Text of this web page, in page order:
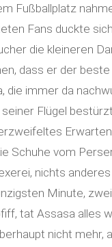
Fußballplatz
Fans duckte
die kleineren
dass er der
die immer da
Flügel
Schuhe vom
nichts
Minute,
tat Assasa alles
nicht mehr,